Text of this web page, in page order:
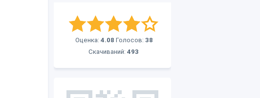
Оценка: 4.08 Голосов: 38
Скачиваний: 493